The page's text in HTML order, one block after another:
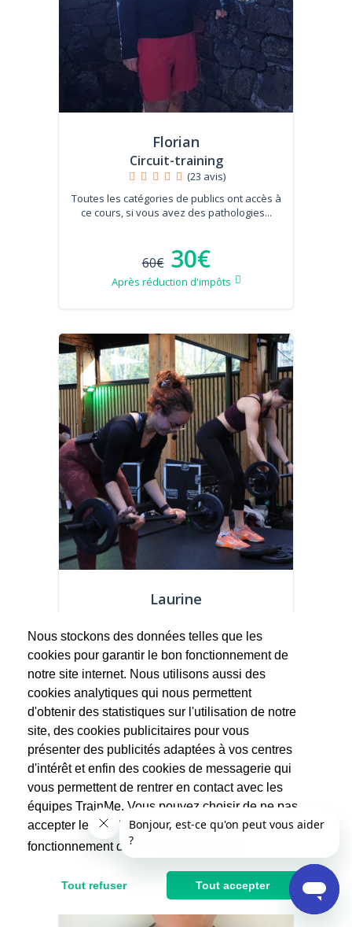
Florian
Circuit-training
(23 avis)
Toutes les catégories de publics ont accès à
ce cours, si vous avez des pathologies...
60€ 30€
Après réduction d'impôts
Laurine
Hellooo ! Je suis Laurine, coach sportive
diplômée. Passionnée par le sport des mon
50€
Nous stockons des données telles que les
cookies pour garantir le bon fonctionnement de
notre site internet. Nous utilisons aussi des
cookies analytiques qui nous permettent
d'obtenir des statistiques sur l'utilisation de notre
site, des cookies publicitaires pour vous
présenter des publicités adaptées à vos centres
d'intérêt et enfin des cookies de messagerie qui
vous permettent de rentrer en contact avec les
équipes TrainMe. Vous pouvez choisir de ne pas
accepter les cookies non indispensables au
fonctionnement du site.
Tout refuser Tout accepter